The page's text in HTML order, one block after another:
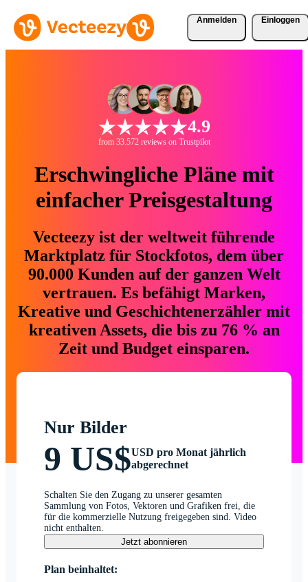
Anmelden Einloggen
4.9
from 33.572 reviews on Trustpilot
Erschwingliche Pläne mit
einfacher Preisgestaltung
Vecteezy ist der weltweit führende
Marktplatz für Stockfotos, dem über
90.000 Kunden auf der ganzen Welt
vertrauen. Es befähigt Marken,
Kreative und Geschichtenerzähler mit
kreativen Assets, die bis zu 76 % an
Zeit und Budget einsparen.
Nur Bilder
9 US$USD pro Monat jährlich
abgerechnet
Schalten Sie den Zugang zu unserer gesamten
Sammlung von Fotos, Vektoren und Grafiken frei, die
für die kommerzielle Nutzung freigegeben sind. Video
nicht enthalten.
Jetzt abonnieren
Plan beinhaltet: